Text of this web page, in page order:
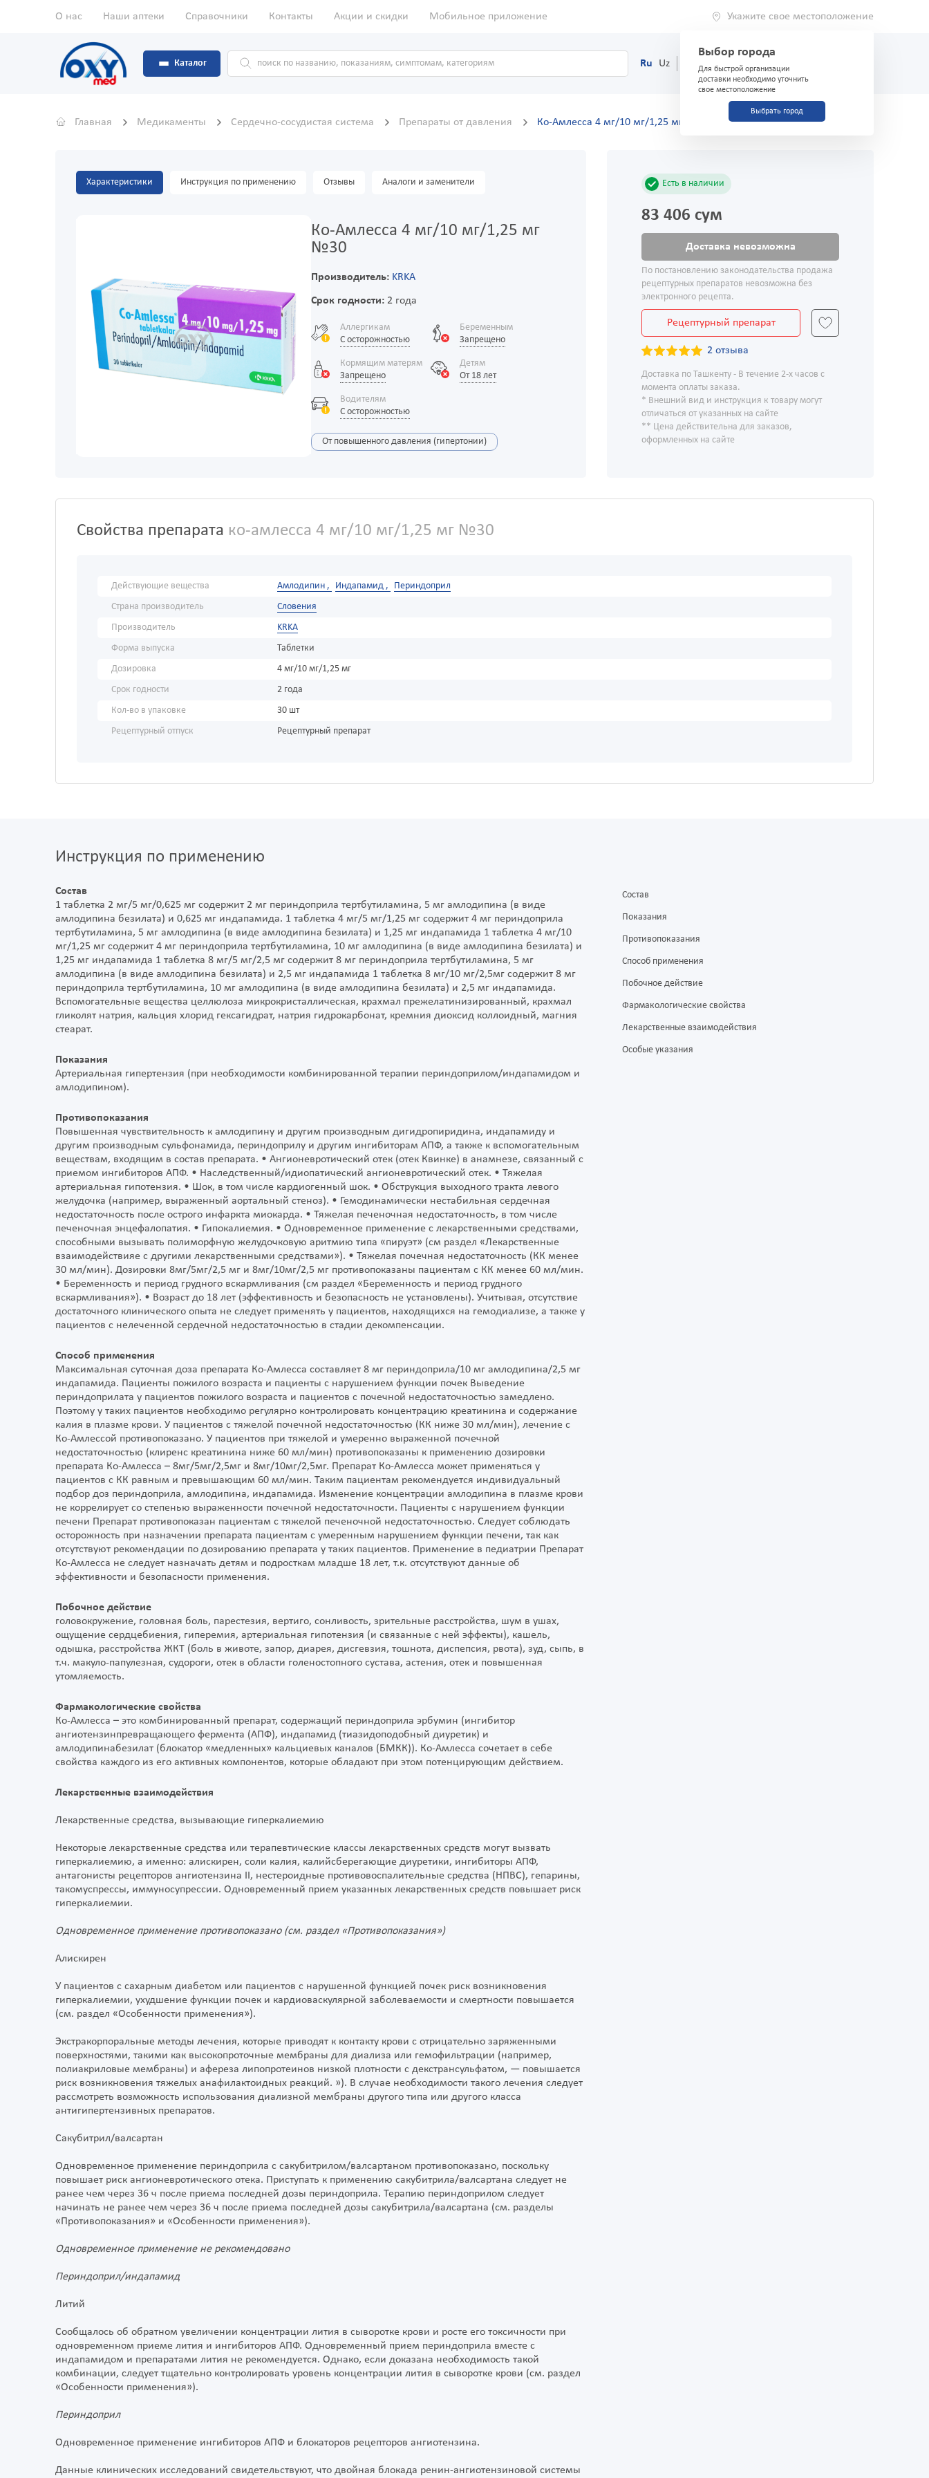
О нас Наши аптеки Справочники Контакты Акции и скидки Мобильное приложение Укажите свое местоположение
Выбор города
Для быстрой организации
доставки необходимо уточнить
свое местоположение
Выбрать город
Каталог Ru Uz (71) 200-03-03
Главная Медикаменты Сердечно-сосудистая система Препараты от давления Ко-Амлесса 4 мг/10 мг/1,25 мг №30
Характеристики Инструкция по применению Отзывы Аналоги и заменители
Ко-Амлесса 4 мг/10 мг/1,25 мг
№30
Производитель: KRKA
Срок годности:2 года
Аллергикам
С осторожностью
Беременным
Запрещено
Кормящим матерям
Запрещено
Детям
От 18 лет
Водителям
С осторожностью
От повышенного давления (гипертонии)
Есть в наличии
83 406 сум
Доставка невозможна
По постановлению законодательства продажа
рецептурных препаратов невозможна без
электронного рецепта.
Рецептурный препарат
2 отзыва
Доставка по Ташкенту - В течение 2-х часов с
момента оплаты заказа.
* Внешний вид и инструкция к товару могут
отличаться от указанных на сайте
** Цена действительна для заказов,
оформленных на сайте
Свойства препарата ко-амлесса 4 мг/10 мг/1,25 мг №30
Действующие вещества Амлодипин , Индапамид ,
Периндоприл
Страна производитель
Словения
Производитель
KRKA
Форма выпуска
Таблетки
Дозировка
4 мг/10 мг/1,25 мг
Срок годности
2 года
Кол-во в упаковке
30 шт
Рецептурный отпуск
Рецептурный препарат
Инструкция по применению
Состав
1 таблетка 2 мг/5 мг/0,625 мг содержит 2 мг периндоприла тертбутиламина, 5 мг амлодипина (в виде
амлодипина безилата) и 0,625 мг индапамида. 1 таблетка 4 мг/5 мг/1,25 мг содержит 4 мг периндоприла
тертбутиламина, 5 мг амлодипина (в виде амлодипина безилата) и 1,25 мг индапамида 1 таблетка 4 мг/10
мг/1,25 мг содержит 4 мг периндоприла тертбутиламина, 10 мг амлодипина (в виде амлодипина безилата) и
1,25 мг индапамида 1 таблетка 8 мг/5 мг/2,5 мг содержит 8 мг периндоприла тертбутиламина, 5 мг
амлодипина (в виде амлодипина безилата) и 2,5 мг индапамида 1 таблетка 8 мг/10 мг/2,5мг содержит 8 мг
периндоприла тертбутиламина, 10 мг амлодипина (в виде амлодипина безилата) и 2,5 мг индапамида.
Вспомогательные вещества целлюлоза микрокристаллическая, крахмал прежелатинизированный, крахмал
гликолят натрия, кальция хлорид гексагидрат, натрия гидрокарбонат, кремния диоксид коллоидный, магния
стеарат.
Показания
Артериальная гипертензия (при необходимости комбинированной терапии периндоприлом/индапамидом и
амлодипином).
Противопоказания
Повышенная чувствительность к амлодипину и другим производным дигидропиридина, индапамиду и
другим производным сульфонамида, периндоприлу и другим ингибиторам АПФ, а также к вспомогательным
веществам, входящим в состав препарата. • Ангионевротический отек (отек Квинке) в анамнезе, связанный с
приемом ингибиторов АПФ. • Наследственный/идиопатический ангионевротический отек. • Тяжелая
артериальная гипотензия. • Шок, в том числе кардиогенный шок. • Обструкция выходного тракта левого
желудочка (например, выраженный аортальный стеноз). • Гемодинамически нестабильная сердечная
недостаточность после острого инфаркта миокарда. • Тяжелая печеночная недостаточность, в том числе
печеночная энцефалопатия. • Гипокалиемия. • Одновременное применение с лекарственными средствами,
способными вызывать полиморфную желудочковую аритмию типа «пируэт» (см раздел «Лекарственные
взаимодействияе с другими лекарственными средствами»). • Тяжелая почечная недостаточность (КК менее
30 мл/мин). Дозировки 8мг/5мг/2,5 мг и 8мг/10мг/2,5 мг противопоказаны пациентам с КК менее 60 мл/мин.
• Беременность и период грудного вскармливания (см раздел «Беременность и период грудного
вскармливания»). • Возраст до 18 лет (эффективность и безопасность не установлены). Учитывая, отсутствие
достаточного клинического опыта не следует применять у пациентов, находящихся на гемодиализе, а также у
пациентов с нелеченной сердечной недостаточностью в стадии декомпенсации.
Способ применения
Максимальная суточная доза препарата Ко-Амлесса составляет 8 мг периндоприла/10 мг амлодипина/2,5 мг
индапамида. Пациенты пожилого возраста и пациенты с нарушением функции почек Выведение
периндоприлата у пациентов пожилого возраста и пациентов с почечной недостаточностью замедлено.
Поэтому у таких пациентов необходимо регулярно контролировать концентрацию креатинина и содержание
калия в плазме крови. У пациентов с тяжелой почечной недостаточностью (КК ниже 30 мл/мин), лечение с
Ко-Амлессой противопоказано. У пациентов при тяжелой и умеренно выраженной почечной
недостаточностью (клиренс креатинина ниже 60 мл/мин) противопоказаны к применению дозировки
препарата Ко-Амлесса – 8мг/5мг/2,5мг и 8мг/10мг/2,5мг. Препарат Ко-Амлесса может применяться у
пациентов с КК равным и превышающим 60 мл/мин. Таким пациентам рекомендуется индивидуальный
подбор доз периндоприла, амлодипина, индапамида. Изменение концентрации амлодипина в плазме крови
не коррелирует со степенью выраженности почечной недостаточности. Пациенты с нарушением функции
печени Препарат противопоказан пациентам с тяжелой печеночной недостаточностью. Следует соблюдать
осторожность при назначении препарата пациентам с умеренным нарушением функции печени, так как
отсутствуют рекомендации по дозированию препарата у таких пациентов. Применение в педиатрии Препарат
Ко-Амлесса не следует назначать детям и подросткам младше 18 лет, т.к. отсутствуют данные об
эффективности и безопасности применения.
Побочное действие
головокружение, головная боль, парестезия, вертиго, сонливость, зрительные расстройства, шум в ушах,
ощущение сердцебиения, гиперемия, артериальная гипотензия (и связанные с ней эффекты), кашель,
одышка, расстройства ЖКТ (боль в животе, запор, диарея, дисгевзия, тошнота, диспепсия, рвота), зуд, сыпь, в
т.ч. макуло-папулезная, судороги, отек в области голеностопного сустава, астения, отек и повышенная
утомляемость.
Фармакологические свойства
Ко-Амлесса – это комбинированный препарат, содержащий периндоприла эрбумин (ингибитор
ангиотензинпревращающего фермента (АПФ), индапамид (тиазидоподобный диуретик) и
амлодипинабезилат (блокатор «медленных» кальциевых каналов (БМКК)). Ко-Амлесса сочетает в себе
свойства каждого из его активных компонентов, которые обладают при этом потенцирующим действием.
Лекарственные взаимодействия
Лекарственные средства, вызывающие гиперкалиемию
Некоторые лекарственные средства или терапевтические классы лекарственных средств могут вызвать
гиперкалиемию, а именно: алискирен, соли калия, калийсберегающие диуретики, ингибиторы АПФ,
антагонисты рецепторов ангиотензина II, нестероидные противовоспалительные средства (НПВС), гепарины,
такомуспрессы, иммуносупрессии. Одновременный прием указанных лекарственных средств повышает риск
гиперкалиемии.
Одновременное применение противопоказано (см. раздел «Противопоказания»)
Алискирен
У пациентов с сахарным диабетом или пациентов с нарушенной функцией почек риск возникновения
гиперкалиемии, ухудшение функции почек и кардиоваскулярной заболеваемости и смертности повышается
(см. раздел «Особенности применения»).
Экстракорпоральные методы лечения, которые приводят к контакту крови с отрицательно заряженными
поверхностями, такими как высокопроточные мембраны для диализа или гемофильтрации (например,
полиакриловые мембраны) и афереза липопротеинов низкой плотности с декстрансульфатом, — повышается
риск возникновения тяжелых анафилактоидных реакций. »). В случае необходимости такого лечения следует
рассмотреть возможность использования диализной мембраны другого типа или другого класса
антигипертензивных препаратов.
Сакубитрил/валсартан
Одновременное применение периндоприла с сакубитрилом/валсартаном противопоказано, поскольку
повышает риск ангионевротического отека. Приступать к применению сакубитрила/валсартана следует не
ранее чем через 36 ч после приема последней дозы периндоприла. Терапию периндоприлом следует
начинать не ранее чем через 36 ч после приема последней дозы сакубитрила/валсартана (см. разделы
«Противопоказания» и «Особенности применения»).
Одновременное применение не рекомендовано
Периндоприл/индапамид
Литий
Сообщалось об обратном увеличении концентрации лития в сыворотке крови и росте его токсичности при
одновременном приеме лития и ингибиторов АПФ. Одновременный прием периндоприла вместе с
индапамидом и препаратами лития не рекомендуется. Однако, если доказана необходимость такой
комбинации, следует тщательно контролировать уровень концентрации лития в сыворотке крови (см. раздел
«Особенности применения»).
Периндоприл
Одновременное применение ингибиторов АПФ и блокаторов рецепторов ангиотензина.
Данные клинических исследований свидетельствуют, что двойная блокада ренин-ангиотензиновой системы
Состав
Показания
Противопоказания
Способ применения
Побочное действие
Фармакологические свойства
Лекарственные взаимодействия
Особые указания